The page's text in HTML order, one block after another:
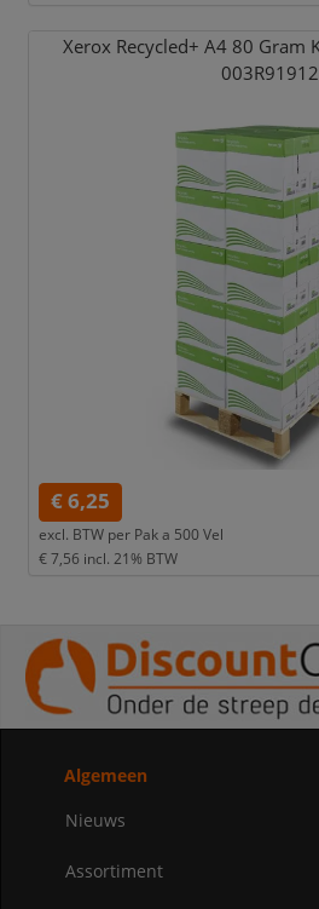
Xerox Recycled+ A4 80 Gram
003R91912
€ 6,25
excl. BTW per Pak a 500 Vel
€ 7,56 incl. 21% BTW
Algemeen
Nieuws
Assortiment